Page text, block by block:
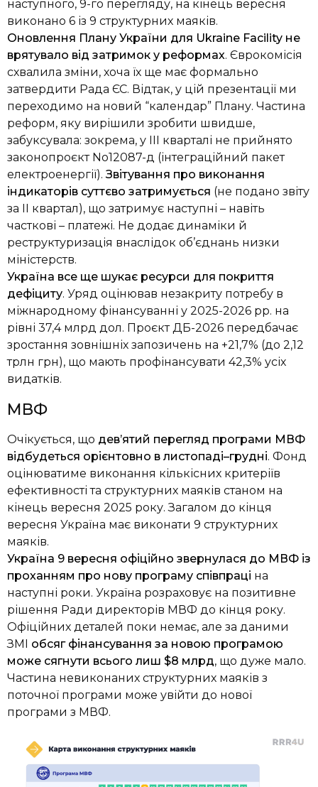
наступного, 9-го перегляду, на кінець вересня
виконано 6 із 9 структурних маяків.
Оновлення Плану України для Ukraine Facility не
врятувало від затримок у реформах. Єврокомісія
схвалила зміни, хоча їх ще має формально
затвердити Рада ЄС. Відтак, у цій презентації ми
переходимо на новий “календар” Плану. Частина
реформ, яку вирішили зробити швидше,
забуксувала: зокрема, у ІІІ кварталі не прийнято
законопроєкт No12087-д (інтеграційний пакет
електроенергії).Звітування про виконання
індикаторів суттєво затримується (не подано звіту
за ІІ квартал), що затримує наступні – навіть
часткові – платежі. Не додає динаміки й
реструктуризація внаслідок об’єднань низки
міністерств.
Україна все ще шукає ресурси для покриття
дефіциту. Уряд оцінював незакриту потребу в
міжнародному фінансуванні у 2025-2026 рр. на
рівні 37,4 млрд дол. Проєкт ДБ-2026 передбачає
зростання зовнішніх запозичень на +21,7% (до 2,12
трлн грн), що мають профінансувати 42,3% усіх
видатків.
МВФ
Очікується, що дев’ятий перегляд програми МВФ
відбудеться орієнтовно в листопаді–грудні. Фонд
оцінюватиме виконання кількісних критеріїв
ефективності та структурних маяків станом на
кінець вересня 2025 року. Загалом до кінця
вересня Україна має виконати 9 структурних
маяків.
Україна 9 вересня офіційно звернулася до МВФ із
проханням про нову програму співпраці на
наступні роки. Україна розраховує на позитивне
рішення Ради директорів МВФ до кінця року.
Офіційних деталей поки немає, але за даними
ЗМІ обсяг фінансування за новою програмою
може сягнути всього лиш $8 млрд, що дуже мало.
Частина невиконаних структурних маяків з
поточної програми може увійти до нової
програми з МВФ.